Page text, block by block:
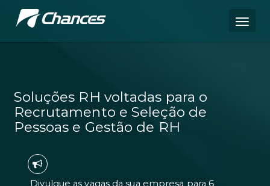
Soluções RH voltadas para o
Recrutamento e Seleção de
Pessoas e Gestão de RH